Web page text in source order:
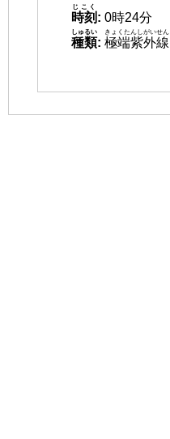
時刻
じこく
: 0時24分
種類
しゅるい
: 極端紫外線
きょくたんしがいせん